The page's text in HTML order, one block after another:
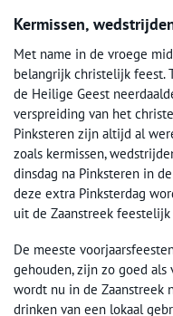
Kermissen,
Met name in de vroege
belangrijk christelijk feest.
de Heilige Geest
verspreiding van het
Pinksteren zijn altijd al
zoals kermissen,
dinsdag na Pinksteren in
deze extra Pinksterdag
uit de Zaanstreek
De meeste
gehouden, zijn zo goed als
wordt nu in de Zaanstreek
drinken van een lokaal